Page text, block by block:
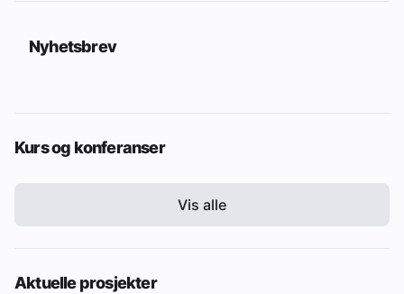
Nyhetsbrev
Kurs og konferanser
Vis alle
Aktuelle prosjekter